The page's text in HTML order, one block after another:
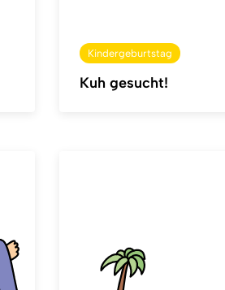
Kindergeburtstag
Kuh gesucht!